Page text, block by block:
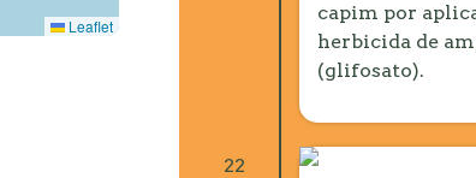
Leaflet
capim por
herbicida de
(glifosato).
22